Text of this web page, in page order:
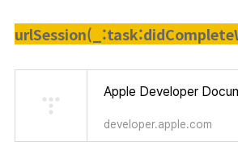
Apple Developer
developer.apple.com